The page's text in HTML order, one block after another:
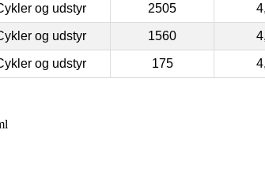
og udstyr 2505
og udstyr 1560
og udstyr 175